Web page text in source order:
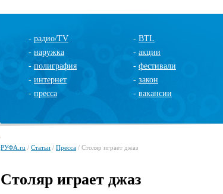
- радио/TV
- наружка
- полиграфия
- интернет
- пресса
- BTL
- акции
- фестивали
- закон
- вакансии
РУФА.ru / Статьи / Пресса / Столяр играет джаз
Столяр играет джаз